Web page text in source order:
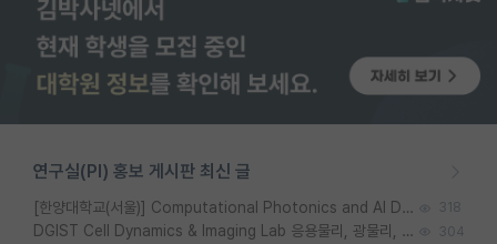
연구실(PI) 홍보 게시판 최신 글
[한양대학교(서울)] Computational Photonics and AI Design Lab 대학원생 모집 318
DGIST Cell Dynamics & Imaging Lab 응용물리, 광물리, 양자, 생물물리 대학원생 모집 [삼성과제, 전문연TO] 304